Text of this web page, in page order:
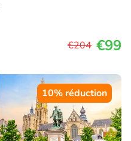
€204 €99
10% réduction